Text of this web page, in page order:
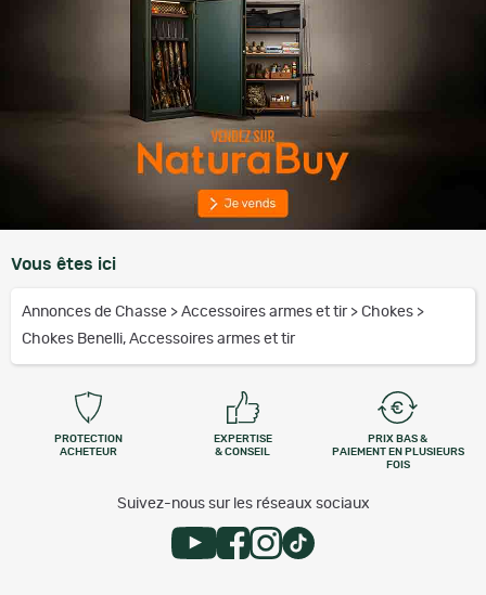
Vous êtes ici
Annonces de Chasse > Accessoires armes et tir > Chokes >
Chokes Benelli, Accessoires armes et tir
PROTECTION
ACHETEUR
EXPERTISE
& CONSEIL
PRIX BAS &
PAIEMENT EN PLUSIEURS
FOIS
Suivez-nous sur les réseaux sociaux